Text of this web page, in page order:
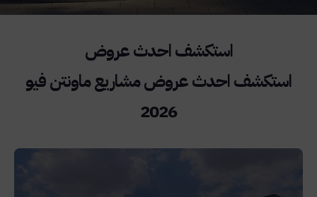
استكشف احدث عروض مشاريع ماونتن فيو
2026